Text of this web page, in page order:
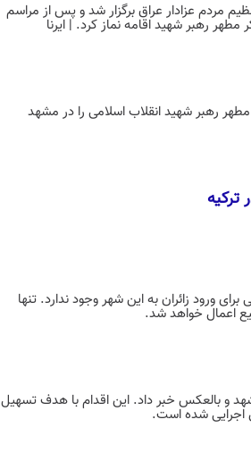
شهر نجف اشرف با حضور جمعیت عظیم مردم عزادار عراق برگزار شد و پس از مراسم
رهبر شهید اقامه نماز کرد.‌ | ایرنا
و تدفین پیکر مطهر رهبر شهید انقلاب اسلامی را در مشهد
ترکیه
ورود زائران به این شهر وجود ندارد. تنها
اعمال خواهد شد.
و بالعکس خبر داد. این اقدام با هدف تسهیل
اجرایی شده است.